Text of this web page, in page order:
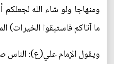
ومنهاجا ولو شاء الله
ما آتاكم فاستبقوا الخيرات)
ويقول الإمام علي(ع): الناس